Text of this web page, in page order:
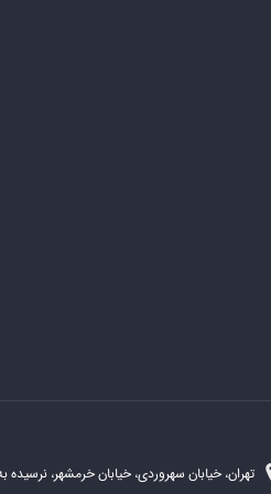
تهران، خیابان سهروردی، خیابان خرمشهر،